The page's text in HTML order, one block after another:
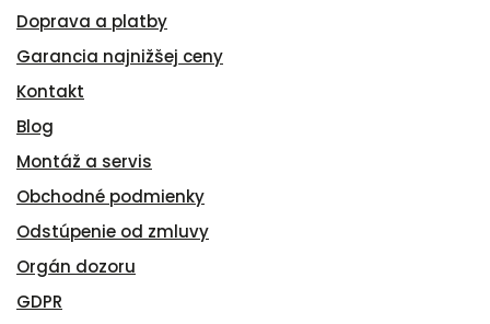
Doprava a platby
Garancia najnižšej ceny
Kontakt
Blog
Montáž a servis
Obchodné podmienky
Odstúpenie od zmluvy
Orgán dozoru
GDPR